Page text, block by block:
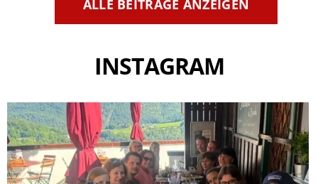
ALLE BEITRÄGE ANZEIGEN
INSTAGRAM